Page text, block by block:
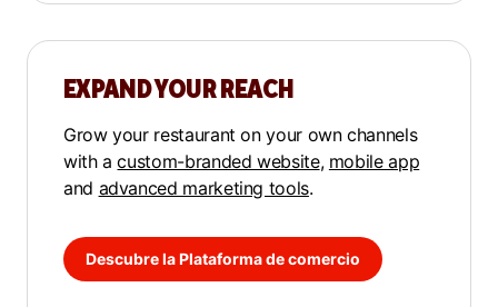
EXPAND YOUR REACH
Grow your restaurant on your own channels
with acustom-branded website, mobile app
and advanced marketing tools.
Descubre la Plataforma de comercio